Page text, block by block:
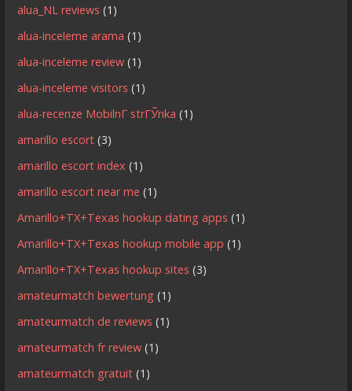
alua_NL reviews (1)
alua-inceleme arama (1)
alua-inceleme review (1)
alua-inceleme visitors (1)
alua-recenze MobilnГ­ strГЎnka (1)
amarillo escort (3)
amarillo escort index (1)
amarillo escort near me (1)
Amarillo+TX+Texas hookup dating apps (1)
Amarillo+TX+Texas hookup mobile app (1)
Amarillo+TX+Texas hookup sites (3)
amateurmatch bewertung (1)
amateurmatch de reviews (1)
amateurmatch fr review (1)
amateurmatch gratuit (1)